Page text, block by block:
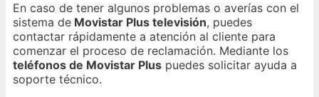
En caso de tener algunos problemas o averías con el
sistema de Movistar Plus televisión, puedes
contactar rápidamente a atención al cliente para
comenzar el proceso de reclamación. Mediante los
teléfonos de Movistar Plus puedes solicitar ayuda a
soporte técnico.